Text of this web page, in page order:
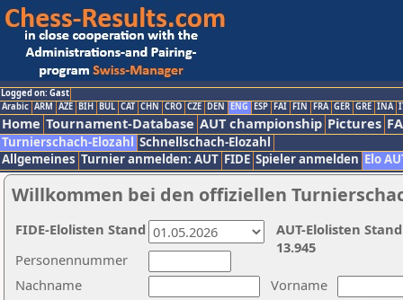
Logged on: Gast
Arabic ARM AZE BIH BUL CAT CHN CRO CZE DEN ENG ESP FAI FIN FRA GER GRE INA
Home Tournament-Database AUT championship Pictures
Turnierschach-Elozahl Schnellschach-Elozahl
Allgemeines Turnier anmelden: AUT FIDE Spieler anmelden Elo
Willkommen bei den offiziellen
Nachname
Vorname
Personennummer
AUT-Elolisten
13.945
FIDE-Elolisten Stand